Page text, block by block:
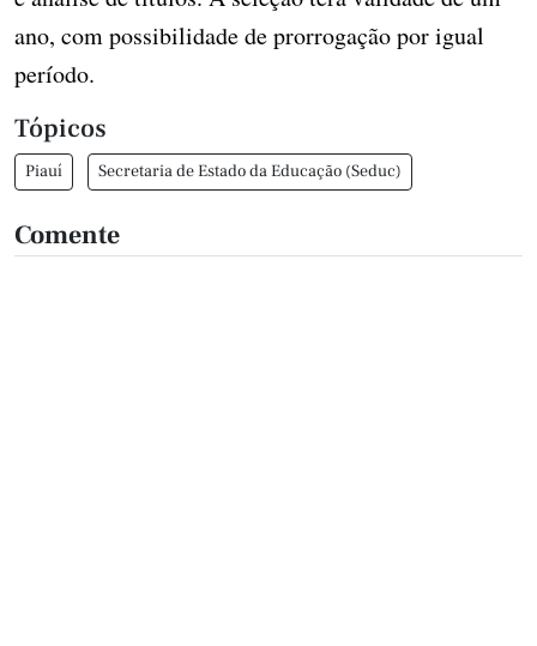
ano, com possibilidade de prorrogação por igual
período.
Tópicos
Piauí Secretaria de Estado da Educação (Seduc)
Comente